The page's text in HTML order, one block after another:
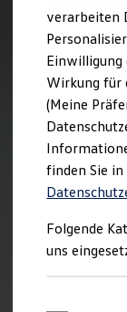
Kombis
Schnell
Angebote
Aktuelle
E-Auto-
Die
Junge
Leasing
verarbeiten
Einwilligung
Wirkung für
(Meine
finden Sie
Folgende
uns